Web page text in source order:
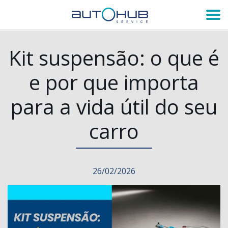
Kit suspensão: o que é
e por que importa
para a vida útil do seu
carro
26/02/2026